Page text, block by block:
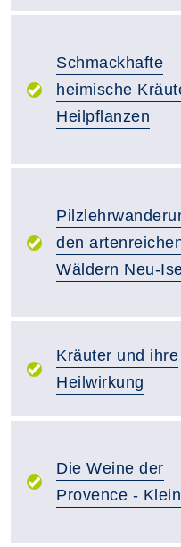
Schmackhafte
heimische
Heilpflanzen
den
Wäldern Neu-
Kräuter und ihre
Heilwirkung
Die Weine der
Provence -